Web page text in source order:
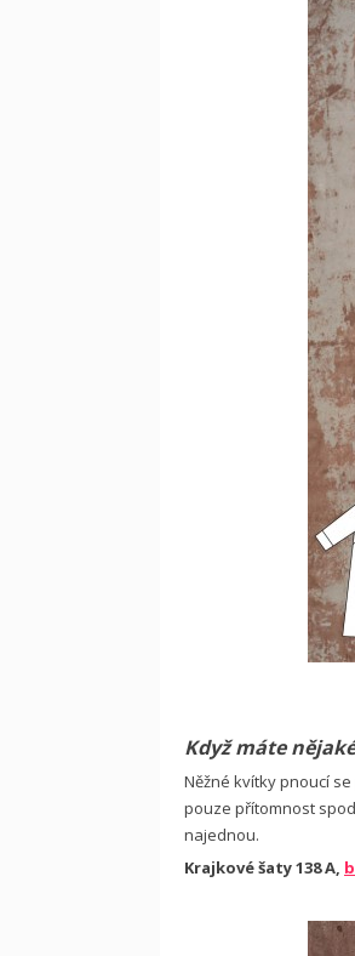
Když máte
Něžné kvítky pnoucí
pouze přítomnost
najednou.
Krajkové šaty 138 A,